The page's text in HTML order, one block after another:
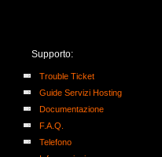
Supporto:
Trouble Ticket
Guide Servizi Hosting
Documentazione
F.A.Q.
Telefono